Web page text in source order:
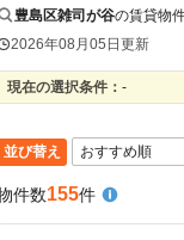
豊島区雑司が谷の賃貸物
2026年08月05日更新
現在の選択条件： -
並び替え
件数155件